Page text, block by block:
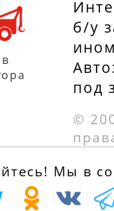
б/у
под
©
Мы в